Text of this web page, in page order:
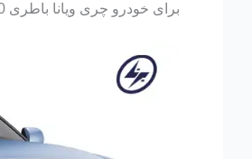
برای خودرو چری ویانا باطری 60 آمپرساعت پیشنهاد میشود.